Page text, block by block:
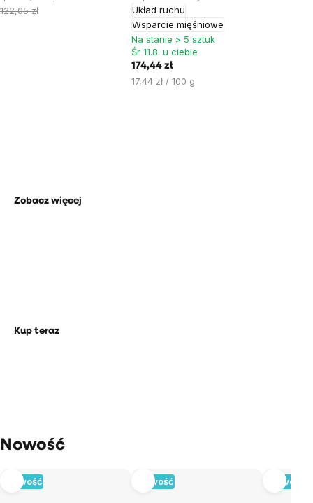
jednostkowa:
122,05 zł
Układ ruchu
Wsparcie mięśniowe
Na stanie > 5 sztuk
Śr 11.8. u ciebie
174,44 zł
Cena
17,44 zł / 100 g
Zobacz więcej
Kup teraz
Nowość
Nowość Nowość Nowość